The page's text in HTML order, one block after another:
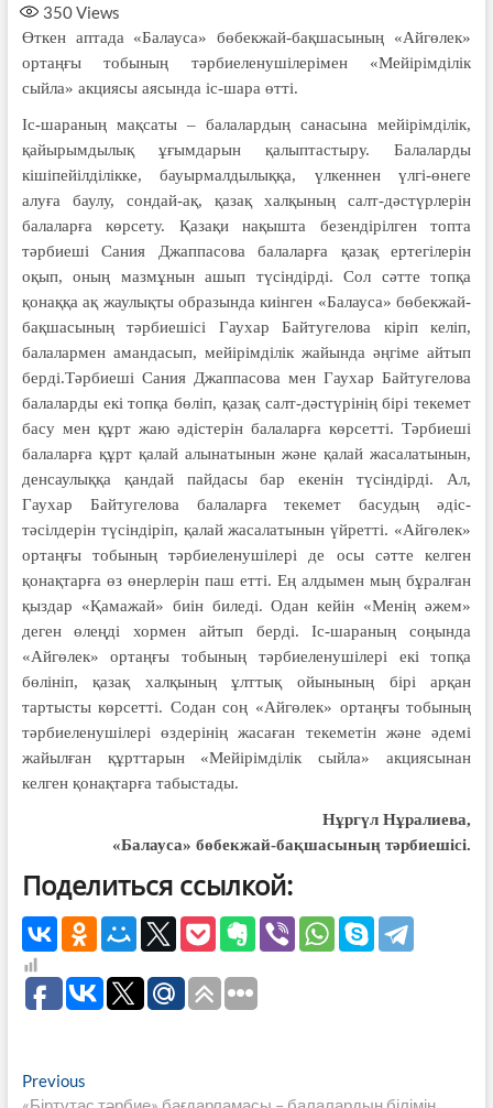
350Views
Өткен аптада «Балауса» бөбекжай-бақшасының «Айгөлек»
ортаңғы тобының тәрбиеленушілерімен «Мейірімділік
сыйла» акциясы аясында іс-шара өтті.
Іс-шараның мақсаты – балалардың санасына мейірімділік,
қайырымдылық ұғымдарын қалыптастыру. Балаларды
кішіпейілділікке, бауырмалдылыққа, үлкеннен үлгі-өнеге
алуға баулу, сондай-ақ, қазақ халқының салт-дәстүрлерін
балаларға көрсету. Қазақи нақышта безендірілген топта
тәрбиеші Сания Джаппасова балаларға қазақ ертегілерін
оқып, оның мазмұнын ашып түсіндірді. Сол сәтте топқа
қонаққа ақ жаулықты образында киінген «Балауса» бөбекжай-
бақшасының тәрбиешісі Гаухар Байтугелова кіріп келіп,
балалармен амандасып, мейірімділік жайында әңгіме айтып
берді.Тәрбиеші Сания Джаппасова мен Гаухар Байтугелова
балаларды екі топқа бөліп, қазақ салт-дәстүрінің бірі текемет
басу мен құрт жаю әдістерін балаларға көрсетті. Тәрбиеші
балаларға құрт қалай алынатынын және қалай жасалатынын,
денсаулыққа қандай пайдасы бар екенін түсіндірді. Ал,
Гаухар Байтугелова балаларға текемет басудың әдіс-
тәсілдерін түсіндіріп, қалай жасалатынын үйретті. «Айгөлек»
ортаңғы тобының тәрбиеленушілері де осы сәтте келген
қонақтарға өз өнерлерін паш етті. Ең алдымен мың бұралған
қыздар «Қамажай» биін биледі. Одан кейін «Менің әжем»
деген өлеңді хормен айтып берді. Іс-шараның соңында
«Айгөлек» ортаңғы тобының тәрбиеленушілері екі топқа
бөлініп, қазақ халқының ұлттық ойынының бірі арқан
тартысты көрсетті. Содан соң «Айгөлек» ортаңғы тобының
тәрбиеленушілері өздерінің жасаған текеметін және әдемі
жайылған құрттарын «Мейірімділік сыйла» акциясынан
келген қонақтарға табыстады.
Нұргүл Нұралиева,
«Балауса» бөбекжай-бақшасының тәрбиешісі.
Поделиться ссылкой:
Навигация
PreviousPrevious
post: